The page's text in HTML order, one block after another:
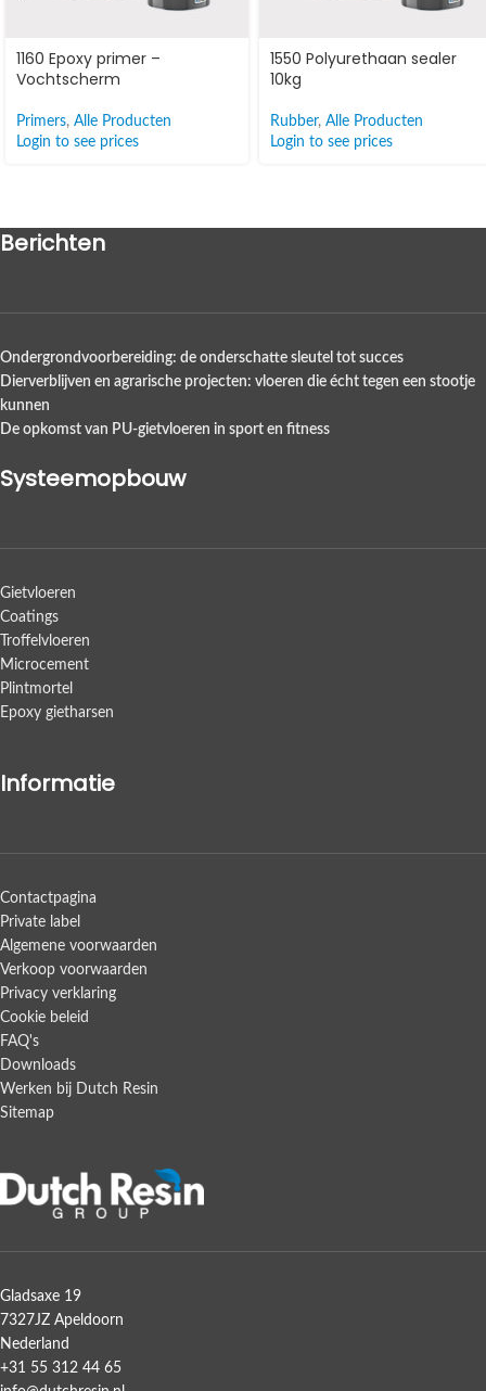
1160 Epoxy primer –
Vochtscherm
Primers, Alle Producten
Login to see prices
1550 Polyurethaan sealer
10kg
Rubber, Alle Producten
Login to see prices
Berichten
Ondergrondvoorbereiding: de onderschatte sleutel tot succes
Dierverblijven en agrarische projecten: vloeren die écht tegen een stootje
kunnen
De opkomst van PU-gietvloeren in sport en fitness
Systeemopbouw
Gietvloeren
Coatings
Troffelvloeren
Microcement
Plintmortel
Epoxy gietharsen
Informatie
Contactpagina
Private label
Algemene voorwaarden
Verkoop voorwaarden
Privacy verklaring
Cookie beleid
FAQ's
Downloads
Werken bij Dutch Resin
Sitemap
Gladsaxe 19
7327JZ Apeldoorn
Nederland
+31 55 312 44 65